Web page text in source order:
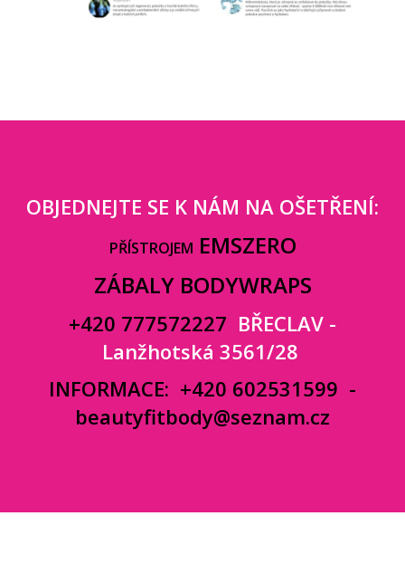
OBJEDNEJTE SE K NÁM NA OŠETŘENÍ:
PŘÍSTROJEM EMSZERO
ZÁBALY BODYWRAPS
+420 777572227 BŘECLAV -
Lanžhotská 3561/28
INFORMACE: +420 602531599 -
beautyfitbody@seznam.cz